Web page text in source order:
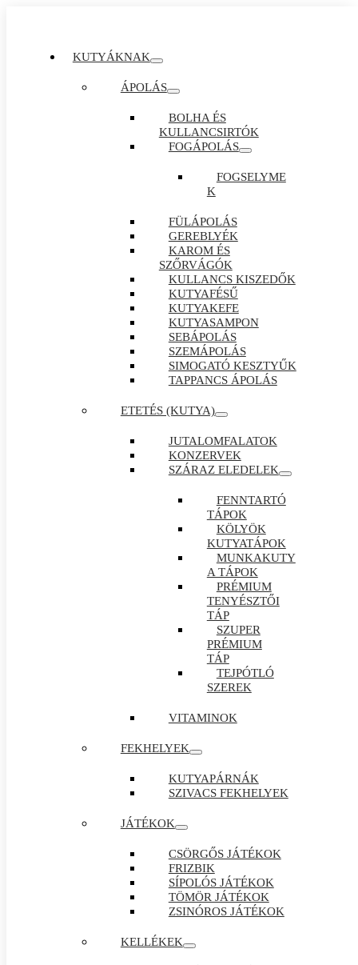
KUTYÁKNAK
ÁPOLÁS
BOLHA ÉS
KULLANCSIRTÓK
FOGÁPOLÁS
FOGSELYME
K
FÜLÁPOLÁS
GEREBLYÉK
KAROM ÉS
SZŐRVÁGÓK
KULLANCS KISZEDŐK
KUTYAFÉSŰ
KUTYAKEFE
KUTYASAMPON
SEBÁPOLÁS
SZEMÁPOLÁS
SIMOGATÓ KESZTYŰK
TAPPANCS ÁPOLÁS
ETETÉS (KUTYA)
JUTALOMFALATOK
KONZERVEK
SZÁRAZ ELEDELEK
FENNTARTÓ
TÁPOK
KÖLYÖK
KUTYATÁPOK
MUNKAKUTY
A TÁPOK
PRÉMIUM
TENYÉSZTŐI
TÁP
SZUPER
PRÉMIUM
TÁP
TEJPÓTLÓ
SZEREK
VITAMINOK
FEKHELYEK
KUTYAPÁRNÁK
SZIVACS FEKHELYEK
JÁTÉKOK
CSÖRGŐS JÁTÉKOK
FRIZBIK
SÍPOLÓS JÁTÉKOK
TÖMÖR JÁTÉKOK
ZSINÓROS JÁTÉKOK
KELLÉKEK